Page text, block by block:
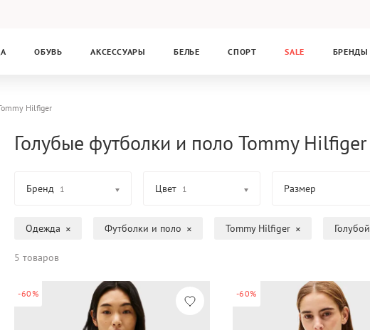
ОБУВЬ АКСЕССУАРЫ БЕЛЬЕ СПОРТ SALE БРЕНДЫ
Hilfiger
Голубые футболки и поло Tommy Hilfiger
Бренд 1 Цвет 1 Размер
Одежда Футболки и поло Tommy Hilfiger Голубой
5 товаров
-60% -60%